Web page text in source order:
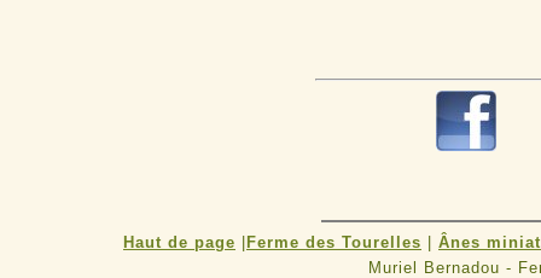
Haut de page Ferme des Tourelles
Ânes
Muriel Bernadou -